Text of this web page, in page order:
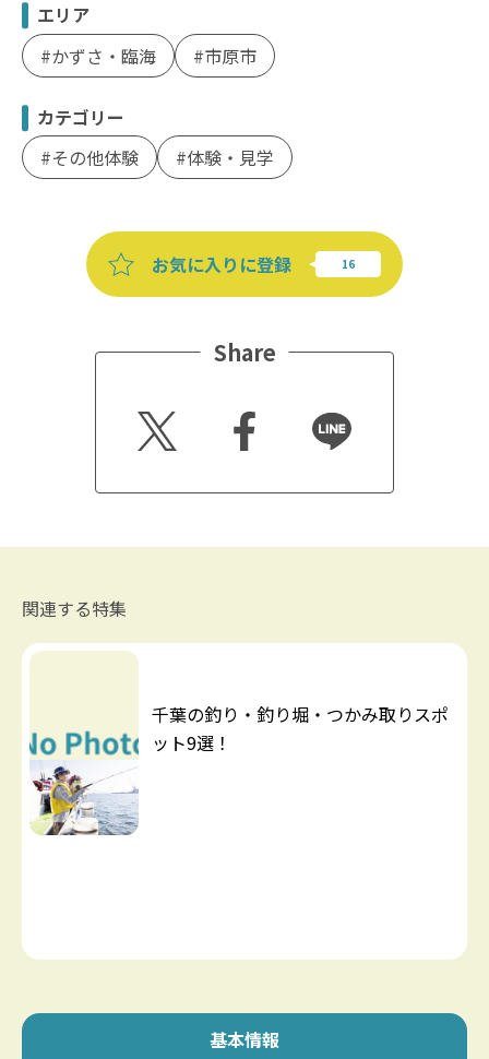
エリア
かずさ・臨海
市原市
カテゴリー
その他体験
体験・見学
お気に入りに登録
Share
Twitt
er
Faceb
ook
Line
関連する特集
千葉の釣り・釣り堀・つかみ取りスポ
ット9選！
基本情報